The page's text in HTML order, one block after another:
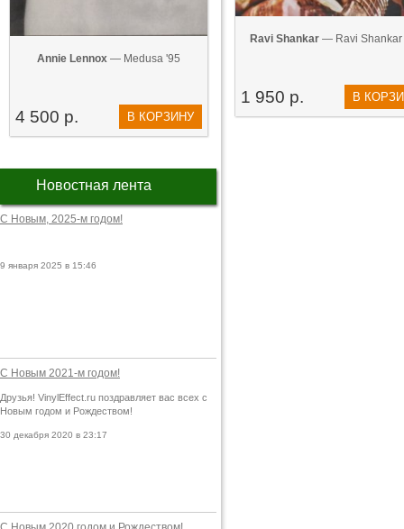
Annie Lennox — Medusa '95
4 500 р. В КОРЗИНУ
Новостная лента
С Новым, 2025-м годом!
9 января 2025 в 15:46
С Новым 2021-м годом!
Друзья! VinylEffect.ru поздравляет вас всех с
Новым годом и Рождеством!
30 декабря 2020 в 23:17
Ravi Shankar— Ravi Shankar
1 950 р. В